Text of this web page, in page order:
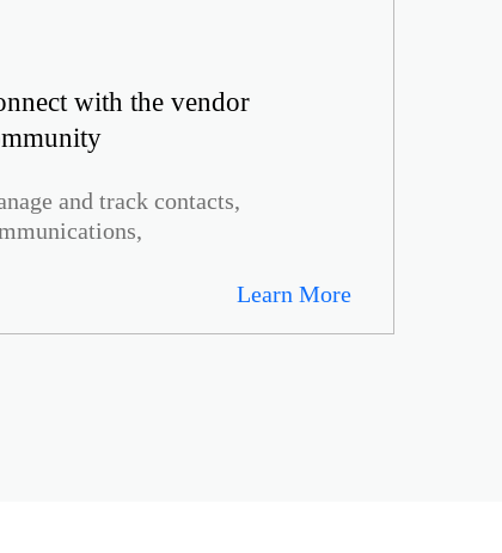
with the vendor
and track contacts,
Learn More